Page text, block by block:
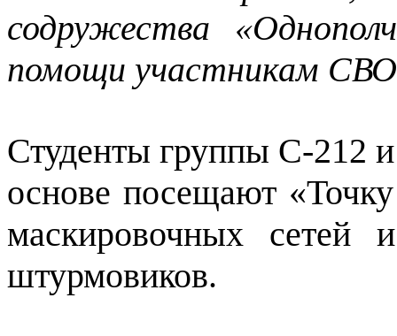
содружества
помощи участникам
Студенты группы С-212
основе посещают
маскировочных сетей
штурмовиков.